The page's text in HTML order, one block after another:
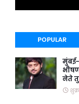
POPULAR
मुंबई-
नेते